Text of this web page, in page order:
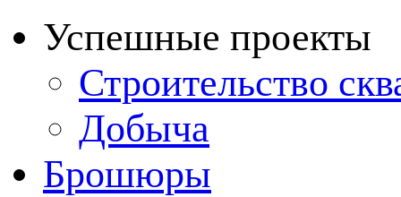
Успешные проекты
Строительство
Добыча
Брошюры